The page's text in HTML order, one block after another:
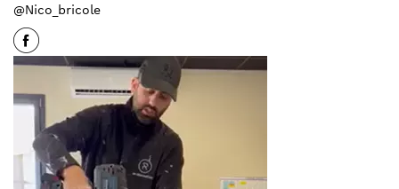
@Nico_bricole